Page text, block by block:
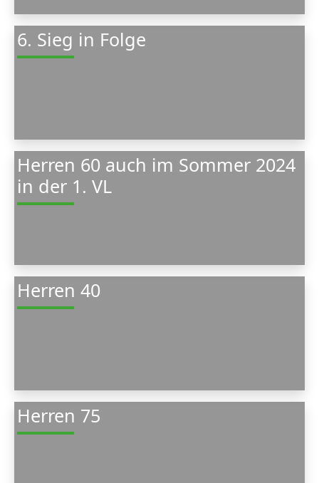
6. Sieg in Folge
Herren 60 auch im Sommer 2024
in der 1. VL
Herren 40
Herren 75